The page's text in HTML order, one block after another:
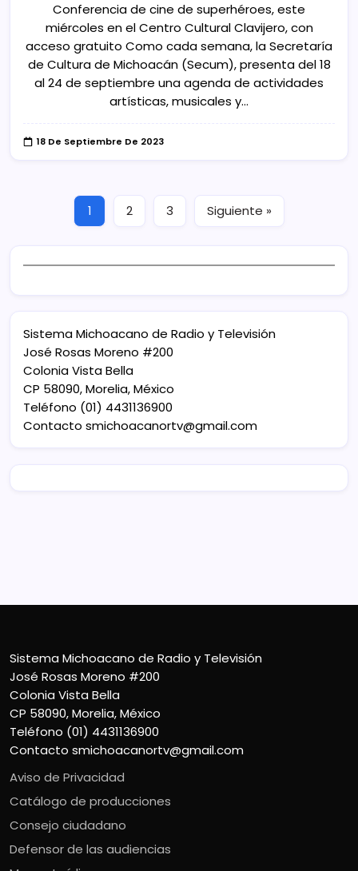
Conferencia de cine de superhéroes, este
miércoles en el Centro Cultural Clavijero, con
acceso gratuito Como cada semana, la Secretaría
de Cultura de Michoacán (Secum), presenta del 18
al 24 de septiembre una agenda de actividades
artísticas, musicales y…
18 De Septiembre De 2023
1 2 3 Siguiente »
Sistema Michoacano de Radio y Televisión
José Rosas Moreno #200
Colonia Vista Bella
CP 58090, Morelia, México
Teléfono (01) 4431136900
Contacto smichoacanortv@gmail.com
Sistema Michoacano de Radio y Televisión
José Rosas Moreno #200
Colonia Vista Bella
CP 58090, Morelia, México
Teléfono (01) 4431136900
Contacto smichoacanortv@gmail.com
Aviso de Privacidad
Catálogo de producciones
Consejo ciudadano
Defensor de las audiencias